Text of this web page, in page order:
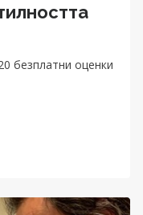
безплатни оценки